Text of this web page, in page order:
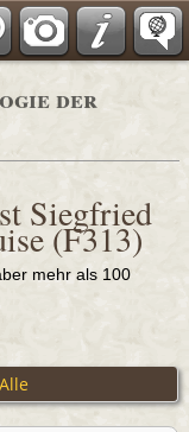
Adressbücher
der
Siegfried
(F313)
mehr als 100
Alle